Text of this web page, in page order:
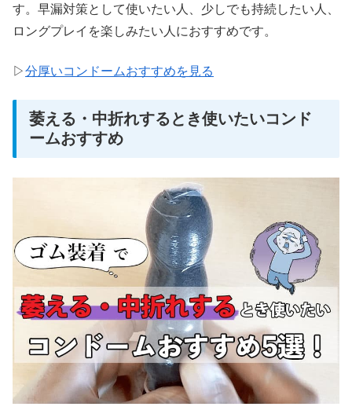
す。早漏対策として使いたい人、少しでも持続したい人、
ロングプレイを楽しみたい人におすすめです。
▷分厚いコンドームおすすめを見る
萎える・中折れするとき使いたいコンド
ームおすすめ